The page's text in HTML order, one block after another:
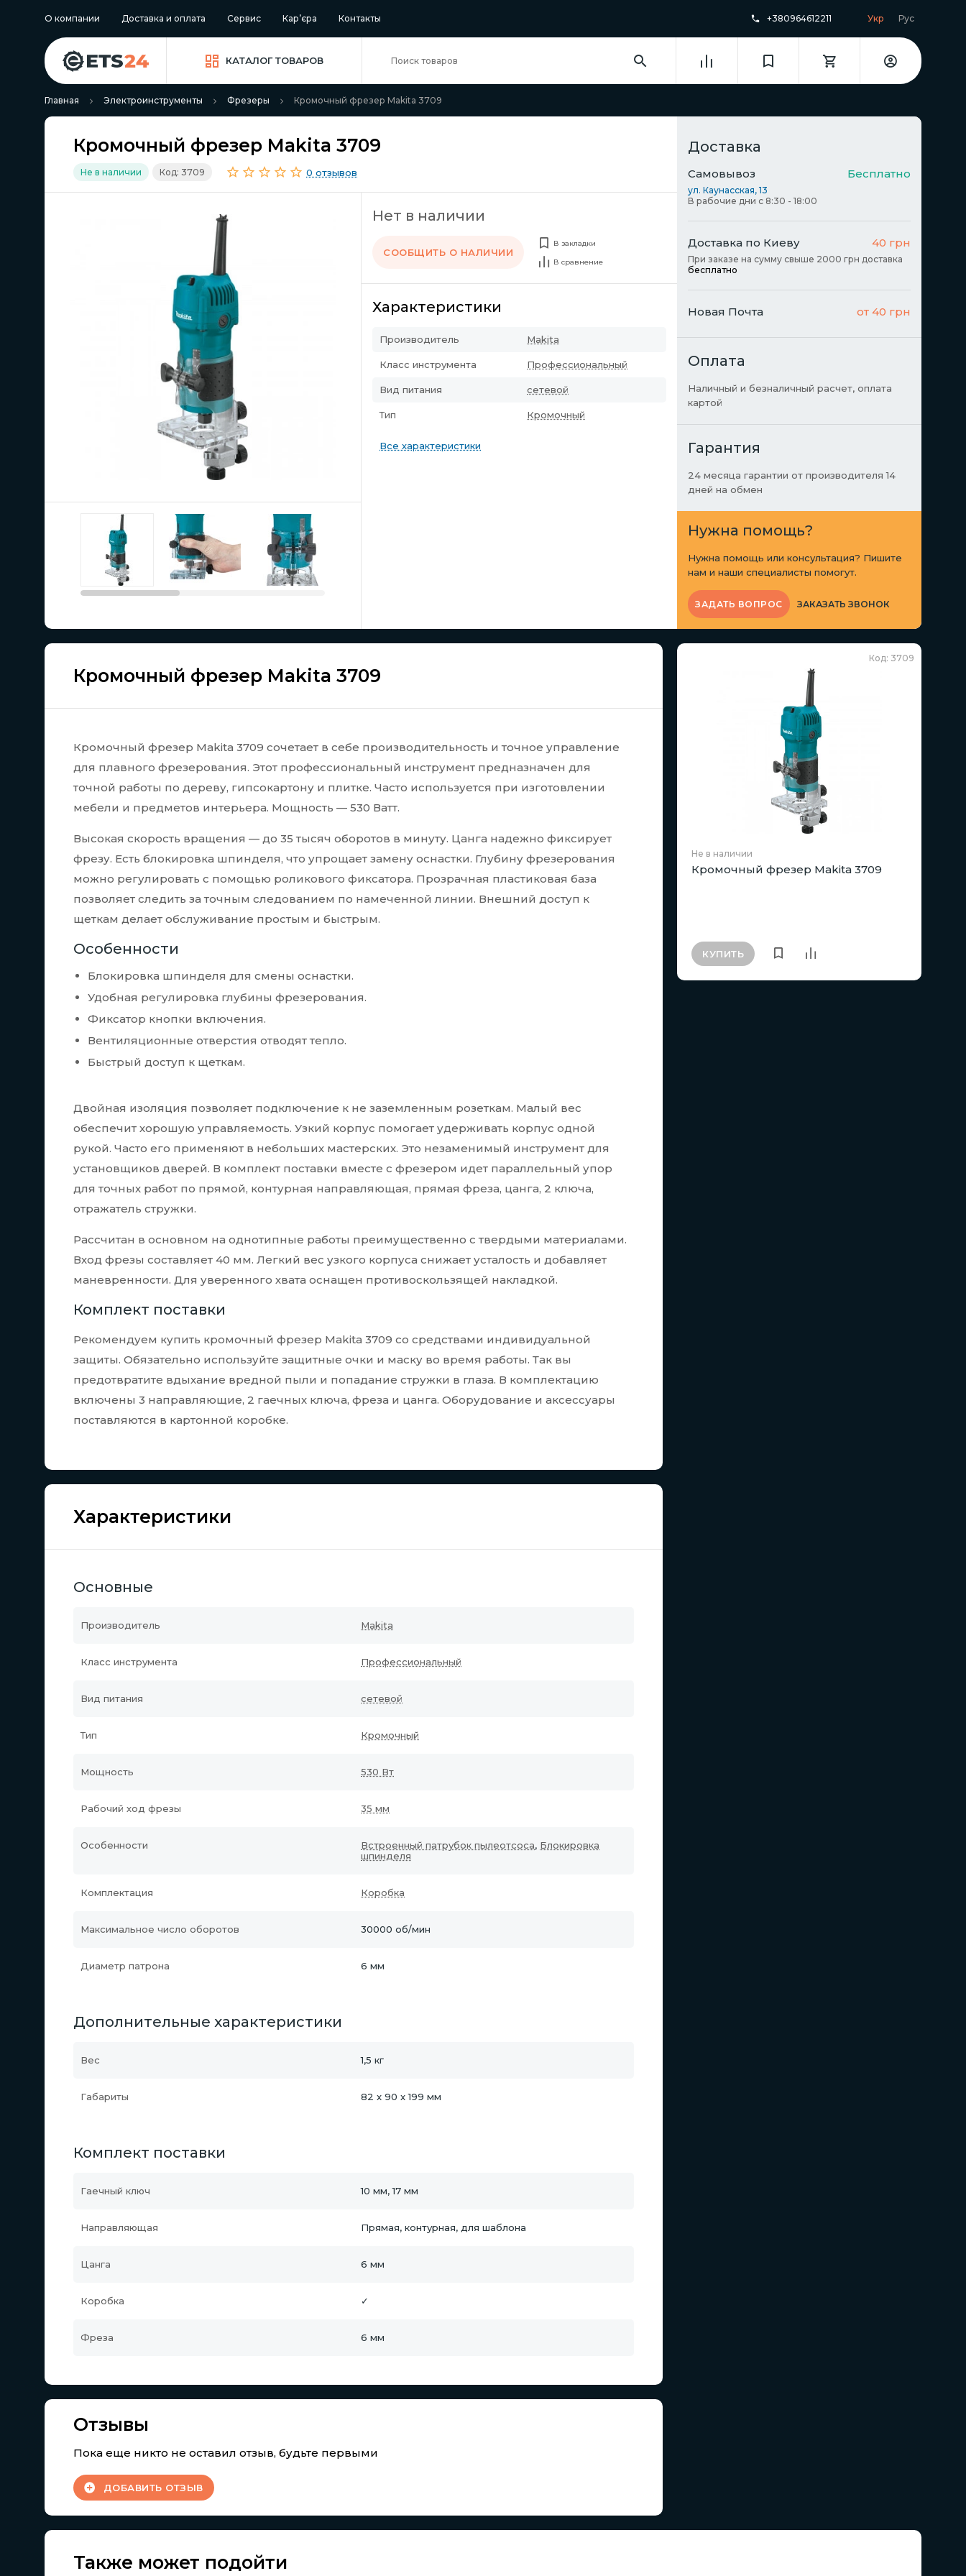
О компании Доставка и оплата Сервис Кар’єра Контакты +380964612211 Укр Рус
КАТАЛОГ ТОВАРОВ
Главная Электроинструменты Фрезеры Кромочный фрезер Makita 3709
Кромочный фрезер Makita 3709
Не в наличии Код: 3709 0 отзывов
Нет в наличии
СООБЩИТЬ О НАЛИЧИИ
В закладки
В сравнение
Характеристики
Производитель Makita
Класс инструмента Профессиональный
Вид питания сетевой
Тип Кромочный
Все характеристики
Доставка
Самовывоз Бесплатно
ул. Каунасская, 13
В рабочие дни с 8:30 - 18:00
Доставка по Киеву 40 грн
При заказе на сумму свыше 2000 грн доставка
бесплатно
Новая Почта от 40 грн
Оплата
Наличный и безналичный расчет, оплата
картой
Гарантия
24 месяца гарантии от производителя 14
дней на обмен
Нужна помощь?
Нужна помощь или консультация? Пишите
нам и наши специалисты помогут.
ЗАДАТЬ ВОПРОС ЗАКАЗАТЬ ЗВОНОК
Кромочный фрезер Makita 3709
Кромочный фрезер Makita 3709 сочетает в себе производительность и точное управление
для плавного фрезерования. Этот профессиональный инструмент предназначен для
точной работы по дереву, гипсокартону и плитке. Часто используется при изготовлении
мебели и предметов интерьера. Мощность — 530 Ватт.
Высокая скорость вращения — до 35 тысяч оборотов в минуту. Цанга надежно фиксирует
фрезу. Есть блокировка шпинделя, что упрощает замену оснастки. Глубину фрезерования
можно регулировать с помощью роликового фиксатора. Прозрачная пластиковая база
позволяет следить за точным следованием по намеченной линии. Внешний доступ к
щеткам делает обслуживание простым и быстрым.
Особенности
Блокировка шпинделя для смены оснастки.
Удобная регулировка глубины фрезерования.
Фиксатор кнопки включения.
Вентиляционные отверстия отводят тепло.
Быстрый доступ к щеткам.
Двойная изоляция позволяет подключение к не заземленным розеткам. Малый вес
обеспечит хорошую управляемость. Узкий корпус помогает удерживать корпус одной
рукой. Часто его применяют в небольших мастерских. Это незаменимый инструмент для
установщиков дверей. В комплект поставки вместе с фрезером идет параллельный упор
для точных работ по прямой, контурная направляющая, прямая фреза, цанга, 2 ключа,
отражатель стружки.
Рассчитан в основном на однотипные работы преимущественно с твердыми материалами.
Вход фрезы составляет 40 мм. Легкий вес узкого корпуса снижает усталость и добавляет
маневренности. Для уверенного хвата оснащен противоскользящей накладкой.
Комплект поставки
Рекомендуем купить кромочный фрезер Makita 3709 со средствами индивидуальной
защиты. Обязательно используйте защитные очки и маску во время работы. Так вы
предотвратите вдыхание вредной пыли и попадание стружки в глаза. В комплектацию
включены 3 направляющие, 2 гаечных ключа, фреза и цанга. Оборудование и аксессуары
поставляются в картонной коробке.
Характеристики
Основные
Производитель Makita
Класс инструмента Профессиональный
Вид питания сетевой
Тип Кромочный
Мощность 530 Вт
Рабочий ход фрезы 35 мм
Особенности Встроенный патрубок пылеотсоса, Блокировка
шпинделя
Комплектация Коробка
Максимальное число оборотов 30000 об/мин
Диаметр патрона 6 мм
Дополнительные характеристики
Вес 1,5 кг
Габариты 82 x 90 x 199 мм
Комплект поставки
Гаечный ключ 10 мм, 17 мм
Направляющая Прямая, контурная, для шаблона
Цанга 6 мм
Коробка ✓
Фреза 6 мм
Отзывы
Пока еще никто не оставил отзыв, будьте первыми
ДОБАВИТЬ ОТЗЫВ
Код: 3709
Не в наличии
Кромочный фрезер Makita 3709
КУПИТЬ
Также может подойти